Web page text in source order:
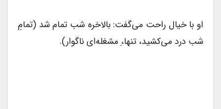
او با خیال راحت می‌گفت: بالاخره شب تمام شد (تمامِ
شب درد می‌کشید، تنها،ِ مشغله‌ای ناگوار).